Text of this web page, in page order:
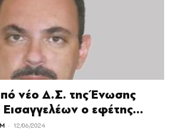
νέο Δ.Σ. της Ένωσης
ο εφέτης...
- 12/06/2024